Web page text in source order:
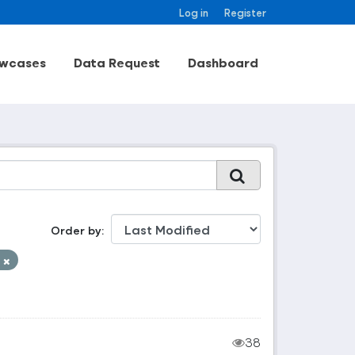
Log in Register
Data Request Dashboard
Order by
38